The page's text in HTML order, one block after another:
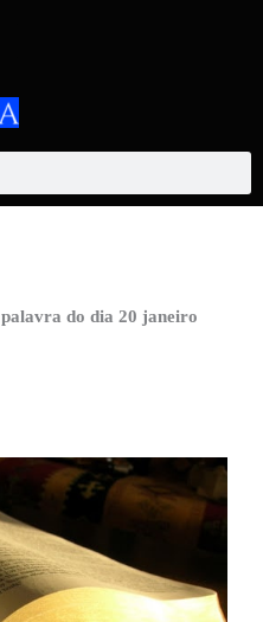
do dia 20 janeiro